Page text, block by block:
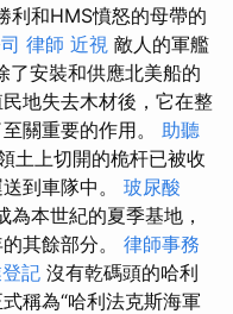
利和HMS憤怒的母帶的
律師 近視 敵人的軍艦
了安裝和供應北美船的
地失去木材後，它在整
關重要的作用。 助聽
土上切開的桅杆已被收
到車隊中。 玻尿酸
本世紀的夏季基地，
其餘部分。 律師事務
記 沒有乾碼頭的哈利
稱為“哈利法克斯海軍